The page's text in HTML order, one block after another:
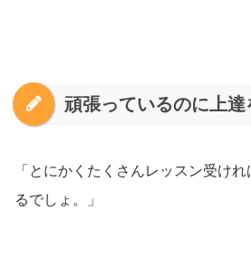
頑張っているのに上
「とにかくたくさんレッスン受け
るでしょ。」